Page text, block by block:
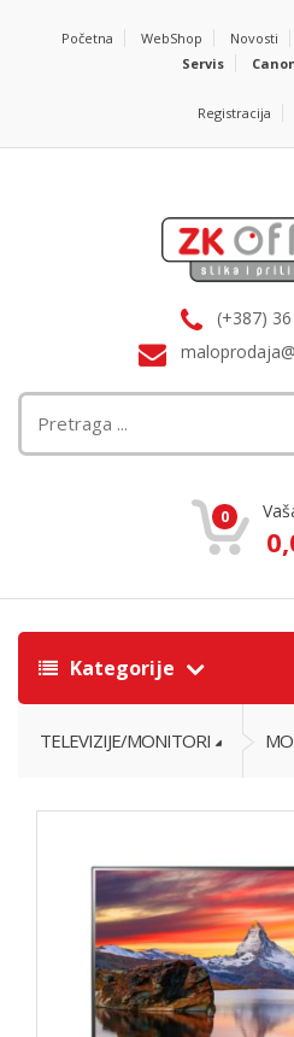
Početna WebShop Novosti
Servis
Registracija
(+387)
maloprodaja@
0
Kategorije
TELEVIZIJE/MONITORI